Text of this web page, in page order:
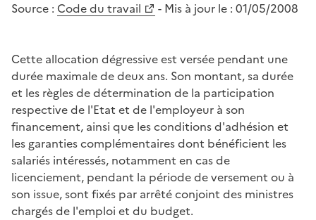
Source : Code du travail - Mis à jour le : 01/05/2008
Cette allocation dégressive est versée pendant une
durée maximale de deux ans. Son montant, sa durée
et les règles de détermination de la participation
respective de l'Etat et de l'employeur à son
financement, ainsi que les conditions d'adhésion et
les garanties complémentaires dont bénéficient les
salariés intéressés, notamment en cas de
licenciement, pendant la période de versement ou à
son issue, sont fixés par arrêté conjoint des ministres
chargés de l'emploi et du budget.